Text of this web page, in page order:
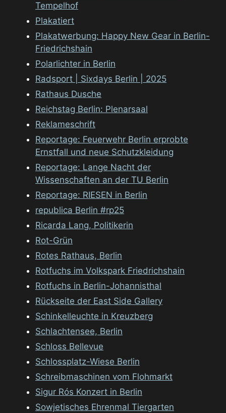
Tempelhof
Plakatiert
Plakatwerbung: Happy New Gear in Berlin-
Friedrichshain
Polarlichter in Berlin
Radsport | Sixdays Berlin | 2025
Rathaus Dusche
Reichstag Berlin: Plenarsaal
Reklameschrift
Reportage: Feuerwehr Berlin erprobte
Ernstfall und neue Schutzkleidung
Reportage: Lange Nacht der
Wissenschaften an der TU Berlin
Reportage: RIESEN in Berlin
republica Berlin #rp25
Ricarda Lang, Politikerin
Rot-Grün
Rotes Rathaus, Berlin
Rotfuchs im Volkspark Friedrichshain
Rotfuchs in Berlin-Johannisthal
Rückseite der East Side Gallery
Schinkelleuchte in Kreuzberg
Schlachtensee, Berlin
Schloss Bellevue
Schlossplatz-Wiese Berlin
Schreibmaschinen vom Flohmarkt
Sigur Rós Konzert in Berlin
Sowjetisches Ehrenmal Tiergarten